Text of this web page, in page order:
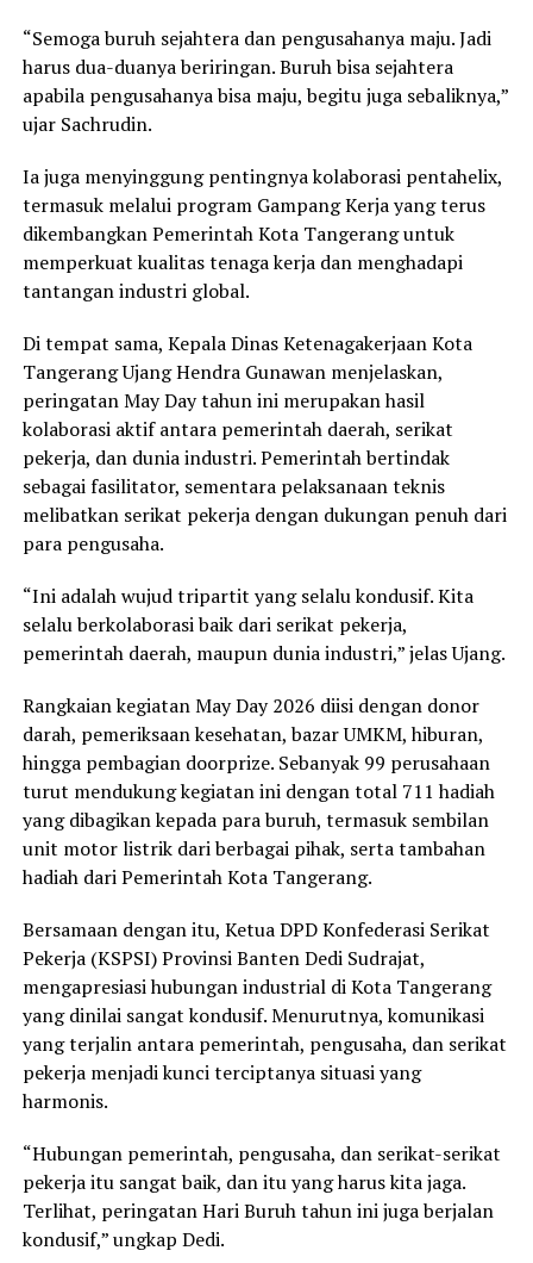
“Semoga buruh sejahtera dan pengusahanya maju. Jadi
harus dua-duanya beriringan. Buruh bisa sejahtera
apabila pengusahanya bisa maju, begitu juga sebaliknya,”
ujar Sachrudin.
Ia juga menyinggung pentingnya kolaborasi pentahelix,
termasuk melalui program Gampang Kerja yang terus
dikembangkan Pemerintah Kota Tangerang untuk
memperkuat kualitas tenaga kerja dan menghadapi
tantangan industri global.
Di tempat sama, Kepala Dinas Ketenagakerjaan Kota
Tangerang Ujang Hendra Gunawan menjelaskan,
peringatan May Day tahun ini merupakan hasil
kolaborasi aktif antara pemerintah daerah, serikat
pekerja, dan dunia industri. Pemerintah bertindak
sebagai fasilitator, sementara pelaksanaan teknis
melibatkan serikat pekerja dengan dukungan penuh dari
para pengusaha.
“Ini adalah wujud tripartit yang selalu kondusif. Kita
selalu berkolaborasi baik dari serikat pekerja,
pemerintah daerah, maupun dunia industri,” jelas Ujang.
Rangkaian kegiatan May Day 2026 diisi dengan donor
darah, pemeriksaan kesehatan, bazar UMKM, hiburan,
hingga pembagian doorprize. Sebanyak 99 perusahaan
turut mendukung kegiatan ini dengan total 711 hadiah
yang dibagikan kepada para buruh, termasuk sembilan
unit motor listrik dari berbagai pihak, serta tambahan
hadiah dari Pemerintah Kota Tangerang.
Bersamaan dengan itu, Ketua DPD Konfederasi Serikat
Pekerja (KSPSI) Provinsi Banten Dedi Sudrajat,
mengapresiasi hubungan industrial di Kota Tangerang
yang dinilai sangat kondusif. Menurutnya, komunikasi
yang terjalin antara pemerintah, pengusaha, dan serikat
pekerja menjadi kunci terciptanya situasi yang
harmonis.
“Hubungan pemerintah, pengusaha, dan serikat-serikat
pekerja itu sangat baik, dan itu yang harus kita jaga.
Terlihat, peringatan Hari Buruh tahun ini juga berjalan
kondusif,” ungkap Dedi.